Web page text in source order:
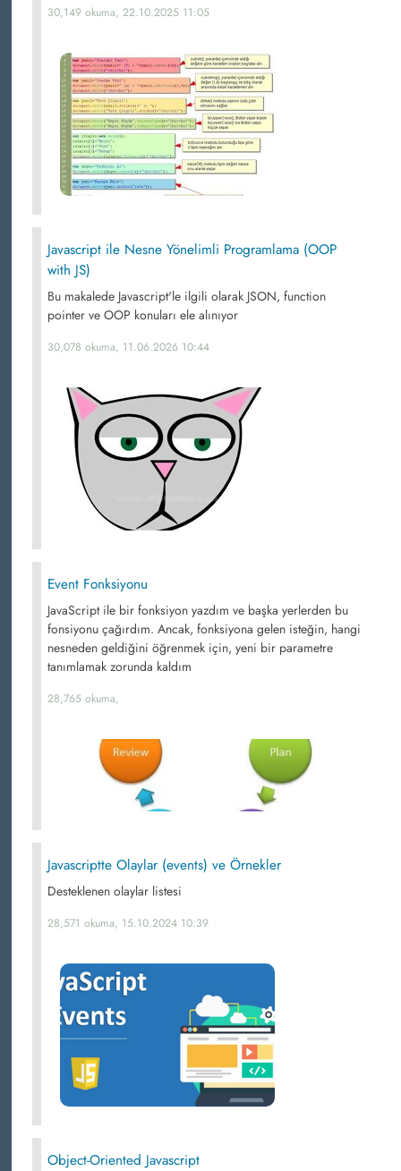
30,149 okuma, 22.10.2025 11:05
Javascript ile Nesne Yönelimli Programlama (OOP
with JS)
Bu makalede Javascript'le ilgili olarak JSON, function
pointer ve OOP konuları ele alınıyor
30,078 okuma, 11.06.2026 10:44
Event Fonksiyonu
JavaScript ile bir fonksiyon yazdım ve başka yerlerden bu
fonsiyonu çağırdım. Ancak, fonksiyona gelen isteğin, hangi
nesneden geldiğini öğrenmek için, yeni bir parametre
tanımlamak zorunda kaldım
28,765 okuma,
Javascriptte Olaylar (events) ve Örnekler
Desteklenen olaylar listesi
28,571 okuma, 15.10.2024 10:39
Object-Oriented Javascript